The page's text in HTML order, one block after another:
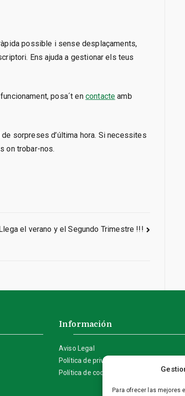
Para ofrecer las mejores
possible i sense desplaçaments,
Ens ajuda a gestionar els teus
posa´t en contacte amb
sorpreses d’última hora. Si necessites
on trobar-nos.
Llega el verano y el Segundo Trimestre !!!
Información
Aviso Legal
Política de privacidad
Política de cookies (UE)